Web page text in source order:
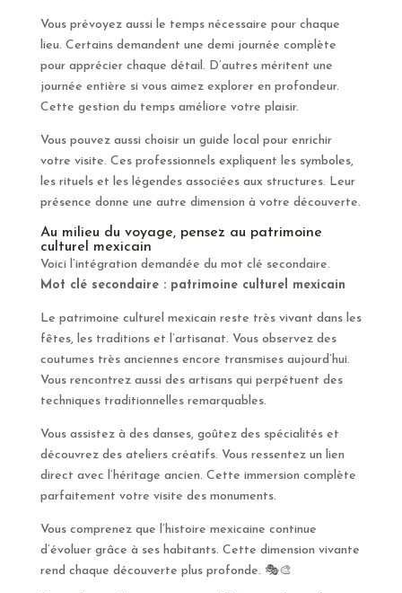
Vous prévoyez aussi le temps nécessaire pour chaque
lieu. Certains demandent une demi journée complète
pour apprécier chaque détail. D’autres méritent une
journée entière si vous aimez explorer en profondeur.
Cette gestion du temps améliore votre plaisir.
Vous pouvez aussi choisir un guide local pour enrichir
votre visite. Ces professionnels expliquent les symboles,
les rituels et les légendes associées aux structures. Leur
présence donne une autre dimension à votre découverte.
Au milieu du voyage, pensez au patrimoine
culturel mexicain
Voici l’intégration demandée du mot clé secondaire.
Mot clé secondaire : patrimoine culturel mexicain
Le patrimoine culturel mexicain reste très vivant dans les
fêtes, les traditions et l’artisanat. Vous observez des
coutumes très anciennes encore transmises aujourd’hui.
Vous rencontrez aussi des artisans qui perpétuent des
techniques traditionnelles remarquables.
Vous assistez à des danses, goûtez des spécialités et
découvrez des ateliers créatifs. Vous ressentez un lien
direct avec l’héritage ancien. Cette immersion complète
parfaitement votre visite des monuments.
Vous comprenez que l’histoire mexicaine continue
d’évoluer grâce à ses habitants. Cette dimension vivante
rend chaque découverte plus profonde. 🎭🎨